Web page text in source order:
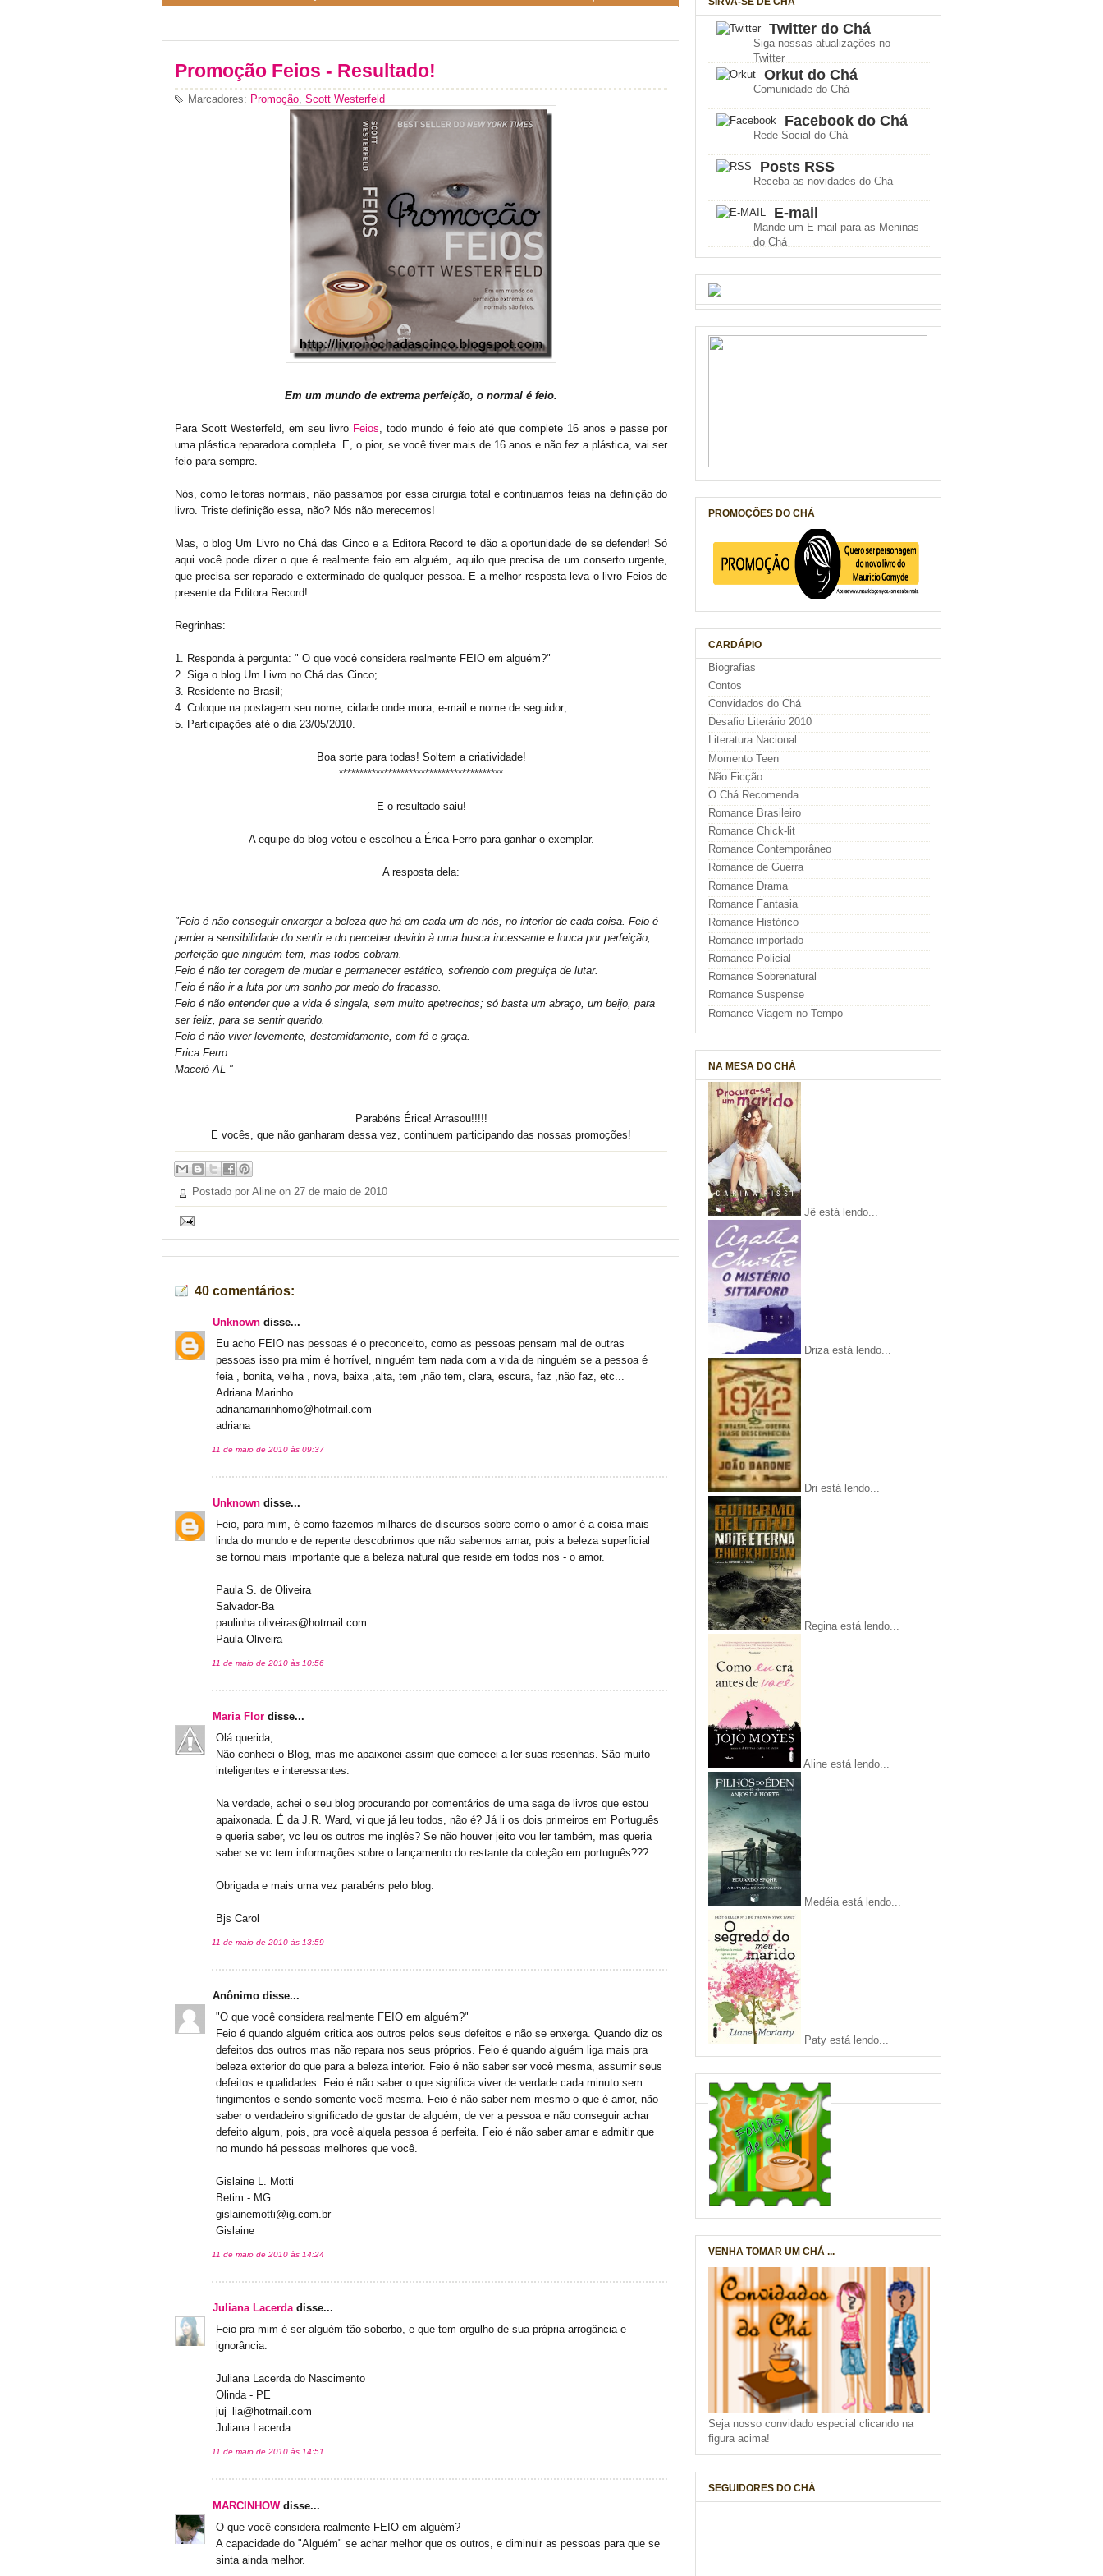
Promoção Feios - Resultado!
Marcadores: Promoção Scott Westerfeld
Em um mundo de extrema perfeição, o normal é feio.
Para Scott Westerfeld, em seu livro Feios , todo mundo é feio até que complete 16 anos e passe por
uma plástica reparadora completa. E, o pior, se você tiver mais de 16 anos e não fez a plástica, vai ser
feio para sempre.
Nós, como leitoras normais, não passamos por essa cirurgia total e continuamos feias na definição do
livro. Triste definição essa, não? Nós não merecemos!
Mas, o blog Um Livro no Chá das Cinco e a Editora Record te dão a oportunidade de se defender! Só
aqui você pode dizer o que é realmente feio em alguém, aquilo que precisa de um conserto urgente,
que precisa ser reparado e exterminado de qualquer pessoa. E a melhor resposta leva o livro Feios de
presente da Editora Record!
Regrinhas:
1. Responda à pergunta: " O que você considera realmente FEIO em alguém?"
2. Siga o blog Um Livro no Chá das Cinco;
3. Residente no Brasil;
4. Coloque na postagem seu nome, cidade onde mora, e-mail e nome de seguidor;
5. Participações até o dia 23/05/2010.
Boa sorte para todas! Soltem a criatividade!
****************************************
E o resultado saiu!
A equipe do blog votou e escolheu a Érica Ferro para ganhar o exemplar.
A resposta dela:
"Feio é não conseguir enxergar a beleza que há em cada um de nós, no interior de cada coisa. Feio é
perder a sensibilidade do sentir e do perceber devido à uma busca incessante e louca por perfeição,
perfeição que ninguém tem, mas todos cobram.
Feio é não ter coragem de mudar e permanecer estático, sofrendo com preguiça de lutar.
Feio é não ir a luta por um sonho por medo do fracasso.
Feio é não entender que a vida é singela, sem muito apetrechos; só basta um abraço, um beijo, para
ser feliz, para se sentir querido.
Feio é não viver levemente, destemidamente, com fé e graça.
Erica Ferro
Maceió-AL "
Parabéns Érica! Arrasou!!!!!
E vocês, que não ganharam dessa vez, continuem participando das nossas promoções!
Postado por Aline on 27 de maio de 2010
40 comentários:
Unknown disse...
Eu acho FEIO nas pessoas é o preconceito, como as pessoas pensam mal de outras
pessoas isso pra mim é horrível, ninguém tem nada com a vida de ninguém se a pessoa é
feia , bonita, velha , nova, baixa ,alta, tem ,não tem, clara, escura, faz ,não faz, etc...
Adriana Marinho
adrianamarinhomo@hotmail.com
adriana
11 de maio de 2010 às 09:37
Unknown disse...
Feio, para mim, é como fazemos milhares de discursos sobre como o amor é a coisa mais
linda do mundo e de repente descobrimos que não sabemos amar, pois a beleza superficial
se tornou mais importante que a beleza natural que reside em todos nos - o amor.
Paula S. de Oliveira
Salvador-Ba
paulinha.oliveiras@hotmail.com
Paula Oliveira
11 de maio de 2010 às 10:56
Maria Flor disse...
Olá querida,
Não conheci o Blog, mas me apaixonei assim que comecei a ler suas resenhas. São muito
inteligentes e interessantes.
Na verdade, achei o seu blog procurando por comentários de uma saga de livros que estou
apaixonada. É da J.R. Ward, vi que já leu todos, não é? Já li os dois primeiros em Português
e queria saber, vc leu os outros me inglês? Se não houver jeito vou ler também, mas queria
saber se vc tem informações sobre o lançamento do restante da coleção em português???
Obrigada e mais uma vez parabéns pelo blog.
Bjs Carol
11 de maio de 2010 às 13:59
Anônimo disse...
"O que você considera realmente FEIO em alguém?"
Feio é quando alguém critica aos outros pelos seus defeitos e não se enxerga. Quando diz os
defeitos dos outros mas não repara nos seus próprios. Feio é quando alguém liga mais pra
beleza exterior do que para a beleza interior. Feio é não saber ser você mesma, assumir seus
defeitos e qualidades. Feio é não saber o que significa viver de verdade cada minuto sem
fingimentos e sendo somente você mesma. Feio é não saber nem mesmo o que é amor, não
saber o verdadeiro significado de gostar de alguém, de ver a pessoa e não conseguir achar
defeito algum, pois, pra você alquela pessoa é perfeita. Feio é não saber amar e admitir que
no mundo há pessoas melhores que você.
Gislaine L. Motti
Betim - MG
gislainemotti@ig.com.br
Gislaine
11 de maio de 2010 às 14:24
Juliana Lacerdadisse...
Feio pra mim é ser alguém tão soberbo, e que tem orgulho de sua própria arrogância e
ignorância.
Juliana Lacerda do Nascimento
Olinda - PE
juj_lia@hotmail.com
Juliana Lacerda
11 de maio de 2010 às 14:51
MARCINHOWdisse...
O que você considera realmente FEIO em alguém?
A capacidade do "Alguém" se achar melhor que os outros, e diminuir as pessoas para que se
sinta ainda melhor.
Twitter do Chá
Siga nossas atualizações no
Twitter
Orkut do Chá
Comunidade do Chá
Facebook do Chá
Rede Social do Chá
Posts RSS
Receba as novidades do Chá
E-mail
Mande um E-mail para as Meninas
do Chá
PROMOÇÕES DO CHÁ
CARDÁPIO
Biografias
Contos
Convidados do Chá
Desafio Literário 2010
Literatura Nacional
Momento Teen
Não Ficção
O Chá Recomenda
Romance Brasileiro
Romance Chick-lit
Romance Contemporâneo
Romance de Guerra
Romance Drama
Romance Fantasia
Romance Histórico
Romance importado
Romance Policial
Romance Sobrenatural
Romance Suspense
Romance Viagem no Tempo
NA MESA DO CHÁ
Jê está lendo...
Driza está lendo...
Dri está lendo...
Regina está lendo...
Aline está lendo...
Medéia está lendo...
Paty está lendo...
VENHA TOMAR UM CHÁ ...
Seja nosso convidado especial clicando na
figura acima!
SEGUIDORES DO CHÁ